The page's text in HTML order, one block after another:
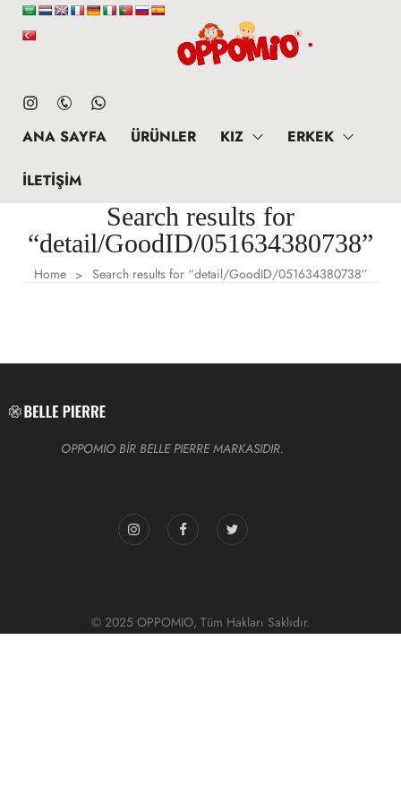
ANA SAYFA ÜRÜNLER KIZ ERKEK
İLETIŞIM
Search results for
“detail/GoodID/051634380738”
Home > Search results for “detail/GoodID/051634380738”
OPPOMIO BİR BELLE PIERRE MARKASIDIR.
© 2025 OPPOMIO, Tüm Hakları Saklıdır.